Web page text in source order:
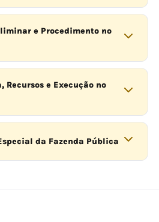
e Procedimento no
Recursos e Execução no
da Fazenda Pública